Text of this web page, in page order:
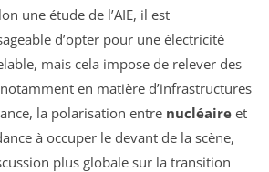
une étude de l’AIE, il est
d’opter pour une électricité
mais cela impose de relever des
en matière d’infrastructures
la polarisation entre nucléaire et
à occuper le devant de la scène,
plus globale sur la transition